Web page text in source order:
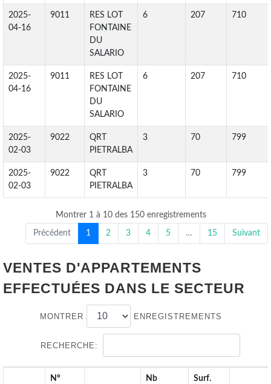
2025-
04-16
9011
RES LOT
FONTAINE
DU
SALARIO
6 207 710
2025-
04-16
9011
RES LOT
FONTAINE
DU
SALARIO
6 207 710
2025-
02-03
9022
QRT
PIETRALBA
3 70 799
2025-
02-03
9022
QRT
PIETRALBA
3 70 799
Montrer 1 à 10 des 150 enregistrements
Précédent 1 2 3 4 5 … 15 Suivant
VENTES D'APPARTEMENTS
EFFECTUÉES DANS LE SECTEUR
MONTRER ENREGISTREMENTS
RECHERCHE:
N°
Nb
Surf.